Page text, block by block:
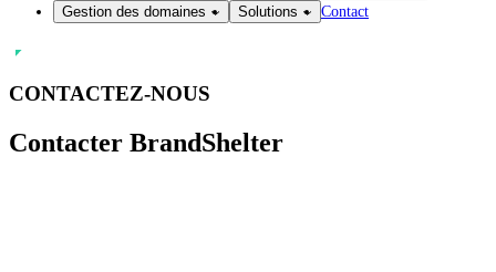
Gestion des domaines
Solutions Contact
CONTACTEZ-NOUS
Contacter BrandShelter